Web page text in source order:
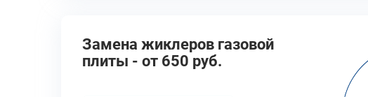
Замена жиклеров газовой
плиты - от 650 руб.